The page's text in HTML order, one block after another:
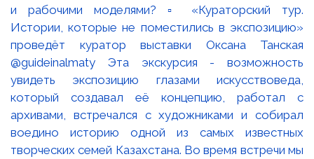
и рабочими моделями? ▫️ «Кураторский тур.
Истории, которые не поместились в экспозицию»
проведёт куратор выставки Оксана Танская
@guideinalmaty Эта экскурсия - возможность
увидеть экспозицию глазами искусствоведа,
который создавал её концепцию, работал с
архивами, встречался с художниками и собирал
воедино историю одной из самых известных
творческих семей Казахстана. Во время встречи мы